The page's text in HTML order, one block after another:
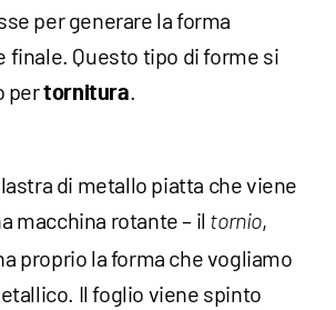
per generare la forma
Questo tipo di forme si
pertornitura.
di metallo piatta che viene
macchina rotante – il tornio,
proprio la forma che vogliamo
Il foglio viene spinto